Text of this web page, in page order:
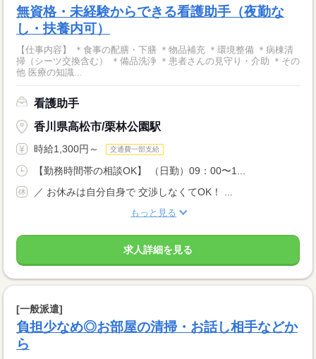
無資格・未経験からできる看護助手（夜勤な
し・扶養内可）
【仕事内容】 ＊食事の配膳・下膳 ＊物品補充 ＊環境整備 ＊病棟清
掃（シーツ交換含む） ＊備品洗浄 ＊患者さんの見守り・介助 ＊その
他 医療の知識...
看護助手
香川県高松市/栗林公園駅
時給1,300円～ 交通費一部支給
【勤務時間帯の相談OK】 （日勤）09：00〜1...
／ お休みは自分自身で 交渉しなくてOK！ ...
もっと見る
求人詳細を見る
[一般派遣]
負担少なめ◎お部屋の清掃・お話し相手などか
ら